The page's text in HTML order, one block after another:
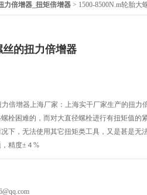
力倍增器_扭矩倍增器 > 1500-8500N.m轮胎大
丝的扭力倍增器
力倍增器上海厂家：上海实干厂家生产的扭力
栓困难的，而对大直径螺栓进行有扭矩值的
下，无法使用其它扭矩类工具，又是甚是无
精度±４%